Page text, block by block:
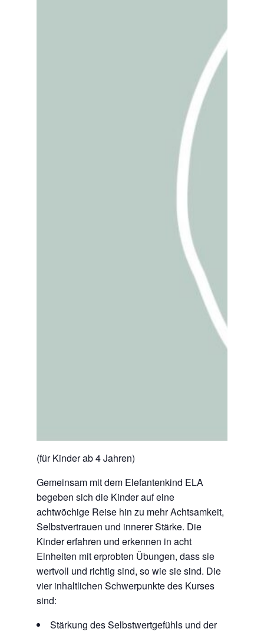
(für Kinder ab 4 Jahren)
Gemeinsam mit dem Elefantenkind ELA
begeben sich die Kinder auf eine
achtwöchige Reise hin zu mehr Achtsamkeit,
Selbstvertrauen und innerer Stärke. Die
Kinder erfahren und erkennen in acht
Einheiten mit erprobten Übungen, dass sie
wertvoll und richtig sind, so wie sie sind. Die
vier inhaltlichen Schwerpunkte des Kurses
sind:
Stärkung des Selbstwertgefühls und der